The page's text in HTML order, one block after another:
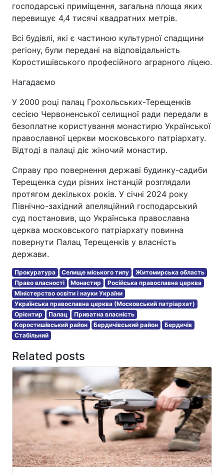
господарські приміщення, загальна площа яких
перевищує 4,4 тисячі квадратних метрів.
Всі будівлі, які є частиною культурної спадщини
регіону, були передані на відповідальність
Коростишівського професійного аграрного ліцею.
Нагадаємо
У 2000 році палац Грохольських-Терещенків
сесією Червоненської селищної ради передали в
безоплатне користування монастирю Української
православної церкви московського патріархату.
Відтоді в палаці діє жіночий монастир.
Справу про повернення державі будинку-садиби
Терещенка суди різних інстанцій розглядали
протягом декількох років. У січні 2024 року
Північно-західний апеляційний господарський
суд постановив, що Українська православна
церква московського патріархату повинна
повернути Палац Терещенків у власність
держави.
Прокуратура Селище міського типу
Житомирська область
Право власності
Монастир
Російська православна церква
Міністерство освіти і науки України
Українська православна церква (Московський патріархат)
Орієнтир
Палац
Приватна власність
Коростишівський район
Бердичівський район
Бердичів
Стабільний
Related posts